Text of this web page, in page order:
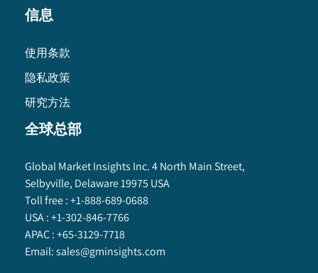
信息
使用条款
隐私政策
研究方法
全球总部
Global Market Insights Inc. 4 North Main Street,
Selbyville, Delaware 19975 USA
Toll free :+1-888-689-0688
USA :+1-302-846-7766
APAC :+65-3129-7718
Email:sales@gminsights.com